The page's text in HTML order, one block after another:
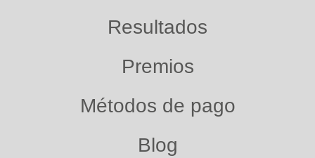
Resultados
Premios
Métodos de pago
Blog